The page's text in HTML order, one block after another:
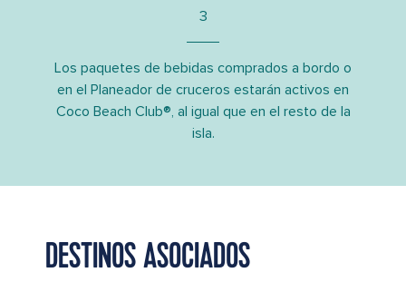
3
Los paquetes de bebidas comprados a bordo o
en el Planeador de cruceros estarán activos en
Coco Beach Club®, al igual que en el resto de la
isla.
DESTINOS ASOCIADOS